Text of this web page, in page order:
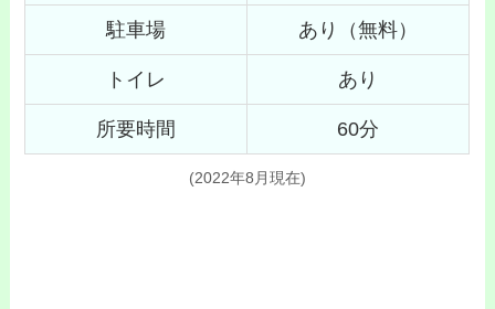
駐車場 あり（無料）
トイレ あり
所要時間 60分
(2022年8月現在)